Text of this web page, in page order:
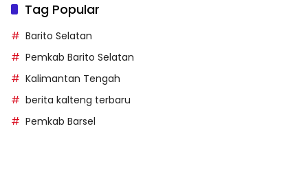
Tag Popular
Barito Selatan
Pemkab Barito Selatan
Kalimantan Tengah
berita kalteng terbaru
Pemkab Barsel